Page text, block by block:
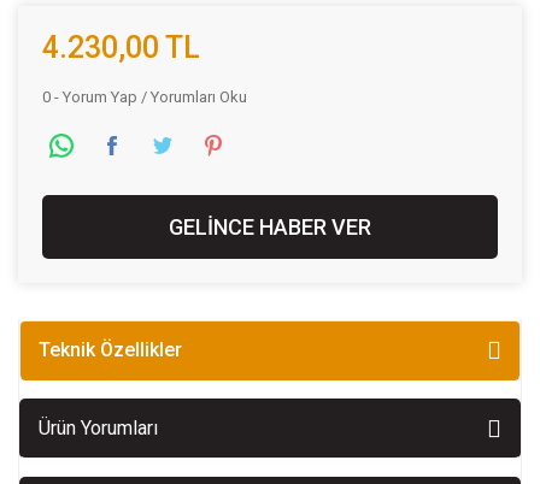
4.230,00 TL
0 - Yorum Yap / Yorumları Oku
GELİNCE HABER VER
Teknik Özellikler
Ürün Yorumları